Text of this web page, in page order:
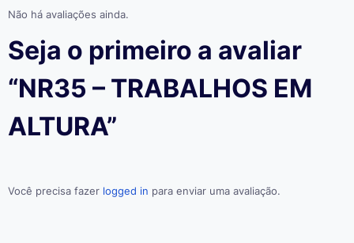
Não há avaliações ainda.
Seja o primeiro a avaliar
“NR35 – TRABALHOS EM
ALTURA”
Você precisa fazer logged in para enviar uma avaliação.